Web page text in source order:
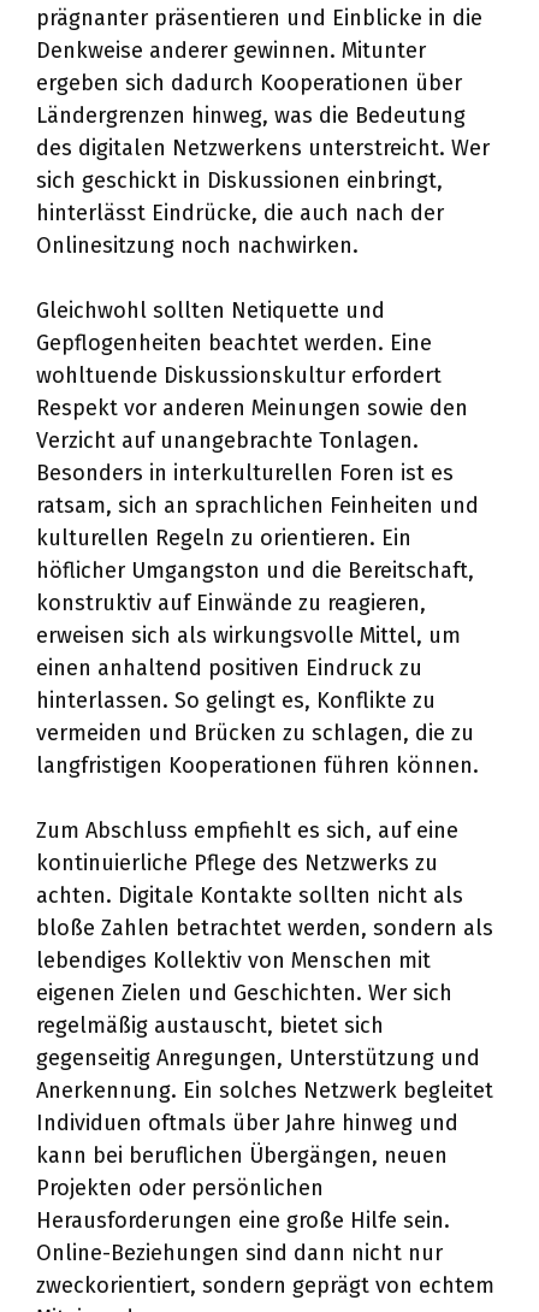
prägnanter präsentieren und Einblicke in die
Denkweise anderer gewinnen. Mitunter
ergeben sich dadurch Kooperationen über
Ländergrenzen hinweg, was die Bedeutung
des digitalen Netzwerkens unterstreicht. Wer
sich geschickt in Diskussionen einbringt,
hinterlässt Eindrücke, die auch nach der
Onlinesitzung noch nachwirken.
Gleichwohl sollten Netiquette und
Gepflogenheiten beachtet werden. Eine
wohltuende Diskussionskultur erfordert
Respekt vor anderen Meinungen sowie den
Verzicht auf unangebrachte Tonlagen.
Besonders in interkulturellen Foren ist es
ratsam, sich an sprachlichen Feinheiten und
kulturellen Regeln zu orientieren. Ein
höflicher Umgangston und die Bereitschaft,
konstruktiv auf Einwände zu reagieren,
erweisen sich als wirkungsvolle Mittel, um
einen anhaltend positiven Eindruck zu
hinterlassen. So gelingt es, Konflikte zu
vermeiden und Brücken zu schlagen, die zu
langfristigen Kooperationen führen können.
Zum Abschluss empfiehlt es sich, auf eine
kontinuierliche Pflege des Netzwerks zu
achten. Digitale Kontakte sollten nicht als
bloße Zahlen betrachtet werden, sondern als
lebendiges Kollektiv von Menschen mit
eigenen Zielen und Geschichten. Wer sich
regelmäßig austauscht, bietet sich
gegenseitig Anregungen, Unterstützung und
Anerkennung. Ein solches Netzwerk begleitet
Individuen oftmals über Jahre hinweg und
kann bei beruflichen Übergängen, neuen
Projekten oder persönlichen
Herausforderungen eine große Hilfe sein.
Online-Beziehungen sind dann nicht nur
zweckorientiert, sondern geprägt von echtem